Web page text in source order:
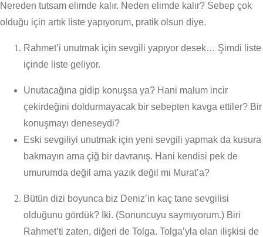
Nereden tutsam elimde kalır. Neden elimde kalır? Sebep çok
olduğu için artık liste yapıyorum, pratik olsun diye.
Rahmet’i unutmak için sevgili yapıyor desek… Şimdi liste
içinde liste geliyor.
Unutacağına gidip konuşsa ya? Hani malum incir
çekirdeğini doldurmayacak bir sebepten kavga ettiler? Bir
konuşmayı deneseydi?
Eski sevgiliyi unutmak için yeni sevgili yapmak da kusura
bakmayın ama çiğ bir davranış. Hani kendisi pek de
umurumda değil ama yazık değil mi Murat’a?
Bütün dizi boyunca biz Deniz’in kaç tane sevgilisi
olduğunu gördük? İki. (Sonuncuyu saymıyorum.) Biri
Rahmet’ti zaten, diğeri de Tolga. Tolga’yla olan ilişkisi de